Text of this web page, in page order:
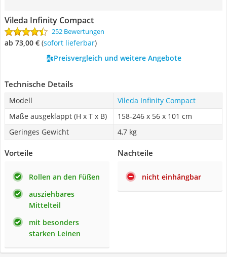
Vileda Infinity Compact
252 Bewertungen
ab 73,00 € ( Sofort lieferbar)
Preisvergleich und weitere Angebote
Technische Details
Modell
Vileda Infinity Compact
Maße ausgeklappt (H x T x B)
158-246 x 56 x 101 cm
Geringes Gewicht
4,7 kg
Vorteile
Rollen an den Füßen
ausziehbares
Mittelteil
mit besonders
starken Leinen
Nachteile
nicht einhängbar